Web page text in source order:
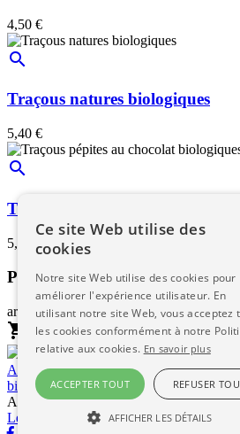
4,50 €
search
Traçous natures biologiques
5,40 €
search
Traçous pépites au chocolat
5,80 €
Panier
article(s) :
shopping_cart Voir le panier
AccueilQui sommes-nous? Boutique en
biologiqueLa Pâtisserie Pains spéciaux
Au Bon Pain du Lévézou © 2026|
Légales
Connexion
Ce site Web utilise des
cookies
Notre site Web utilise des cookies pour
améliorer l'expérience utilisateur. En
utilisant notre site Web, vous acceptez
les cookies conformément à notre
relative aux cookies. En savoir plus
ACCEPTER TOUT REFUSER
AFFICHER LES DÉTAILS